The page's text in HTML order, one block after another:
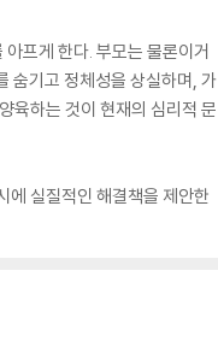
프게 한다. 부모는 물론이거
숨기고 정체성을 상실하며, 가
육하는 것이 현재의 심리적 문
에 실질적인 해결책을 제안한